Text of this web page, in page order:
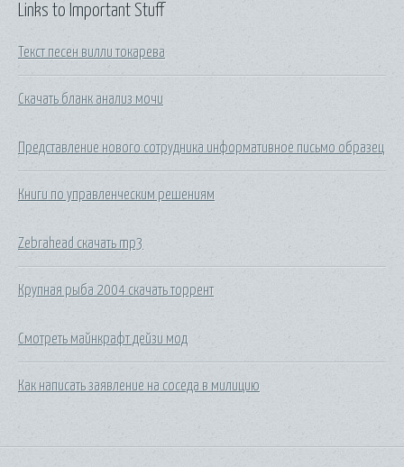
Links to Important Stuff
Текст песен вилли токарева
Скачать бланк анализ мочи
Представление нового сотрудника информативное письмо образец
Книги по управленческим решениям
Zebrahead скачать mp3
Крупная рыба 2004 скачать торрент
Смотреть майнкрафт дейзи мод
Как написать заявление на соседа в милицию